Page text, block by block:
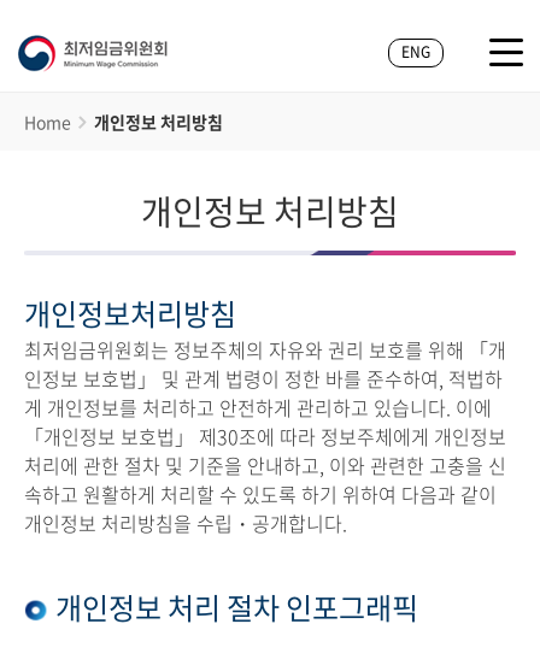
ENG
Home 개인정보 처리방침
개인정보 처리방침
개인정보처리방침
최저임금위원회는 정보주체의 자유와 권리 보호를 위해 「개
인정보 보호법」 및 관계 법령이 정한 바를 준수하여, 적법하
게 개인정보를 처리하고 안전하게 관리하고 있습니다. 이에
「개인정보 보호법」 제30조에 따라 정보주체에게 개인정보
처리에 관한 절차 및 기준을 안내하고, 이와 관련한 고충을 신
속하고 원활하게 처리할 수 있도록 하기 위하여 다음과 같이
개인정보 처리방침을 수립・공개합니다.
개인정보 처리 절차 인포그래픽